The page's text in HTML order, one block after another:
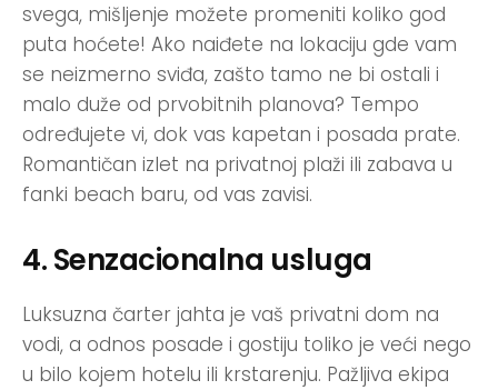
svega, mišljenje možete promeniti koliko god
puta hoćete! Ako naiđete na lokaciju gde vam
se neizmerno sviđa, zašto tamo ne bi ostali i
malo duže od prvobitnih planova? Tempo
određujete vi, dok vas kapetan i posada prate.
Romantičan izlet na privatnoj plaži ili zabava u
fanki beach baru, od vas zavisi.
4. Senzacionalna usluga
Luksuzna čarter jahta je vaš privatni dom na
vodi, a odnos posade i gostiju toliko je veći nego
u bilo kojem hotelu ili krstarenju. Pažljiva ekipa